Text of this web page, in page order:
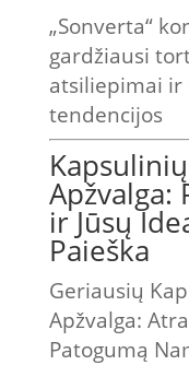
„Sonverta“
gardžiausi
atsiliepimai ir
tendencijos
Apžvalga:
ir Jūsų
Paieška
Geriausių
Apžvalga:
Patogumą